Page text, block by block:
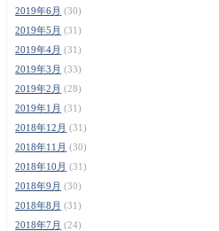
2019年6月 (30)
2019年5月 (31)
2019年4月 (31)
2019年3月 (33)
2019年2月 (28)
2019年1月 (31)
2018年12月 (31)
2018年11月 (30)
2018年10月 (31)
2018年9月 (30)
2018年8月 (31)
2018年7月 (24)